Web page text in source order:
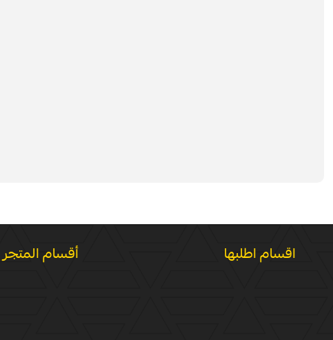
اقسام اطلبها أقسام المتجر